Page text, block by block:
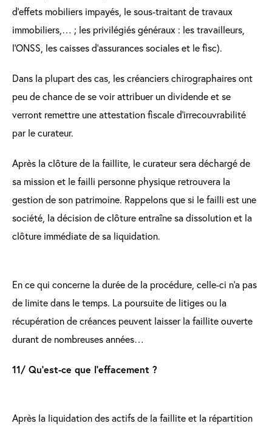
d’effets mobiliers impayés, le sous-traitant de travaux
immobiliers,… ; les privilégiés généraux : les travailleurs,
l’ONSS, les caisses d’assurances sociales et le fisc).
Dans la plupart des cas, les créanciers chirographaires ont
peu de chance de se voir attribuer un dividende et se
verront remettre une attestation fiscale d’irrecouvrabilité
par le curateur.
Après la clôture de la faillite, le curateur sera déchargé de
sa mission et le failli personne physique retrouvera la
gestion de son patrimoine. Rappelons que si le failli est une
société, la décision de clôture entraîne sa dissolution et la
clôture immédiate de sa liquidation.
En ce qui concerne la durée de la procédure, celle-ci n'a pas
de limite dans le temps. La poursuite de litiges ou la
récupération de créances peuvent laisser la faillite ouverte
durant de nombreuses années…
11/ Qu’est-ce que l’effacement ?
Après la liquidation des actifs de la faillite et la répartition